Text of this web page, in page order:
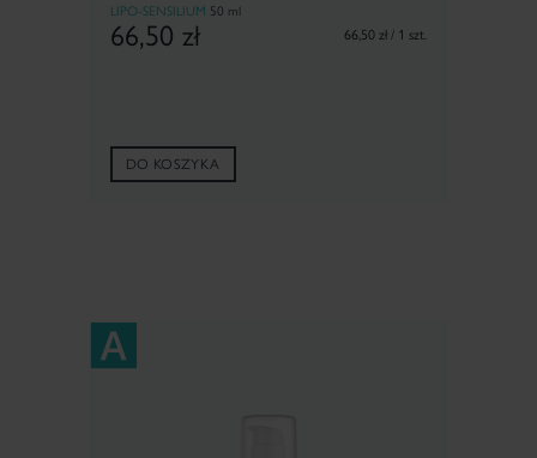
LIPO-SENSILIUM 50 ml
66,50 zł 66,50 zł / 1 szt.
DO KOSZYKA